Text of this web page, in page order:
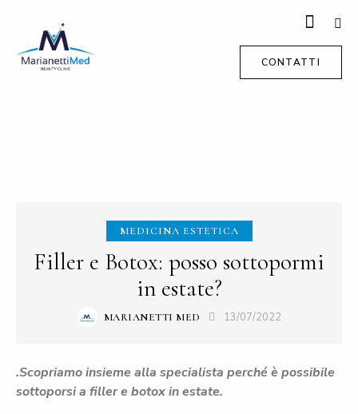
CONTATTI
MEDICINA ESTETICA
Filler e Botox: posso sottopormi
in estate?
MARIANETTI MED 13/07/2022
.Scopriamo insieme alla specialista perché è possibile
sottoporsi a filler e botox in estate.